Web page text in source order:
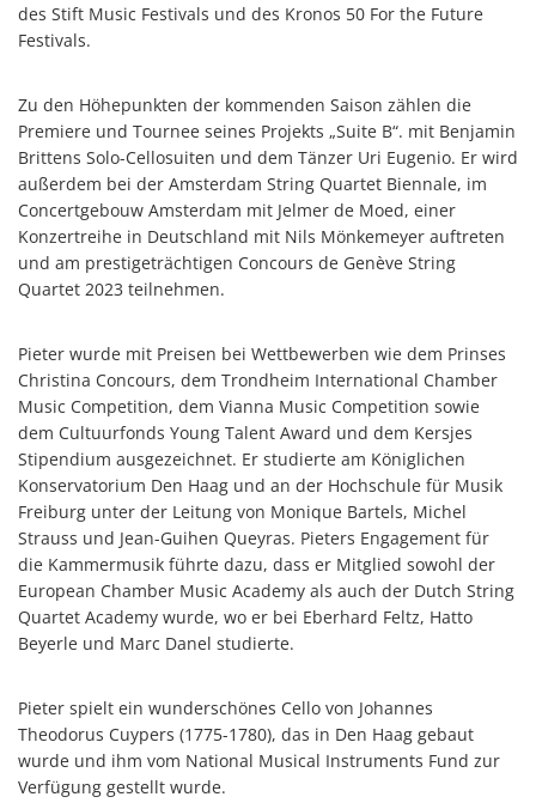
des Stift Music Festivals und des Kronos 50 For the Future
Festivals.
Zu den Höhepunkten der kommenden Saison zählen die
Premiere und Tournee seines Projekts „Suite B“. mit Benjamin
Brittens Solo-Cellosuiten und dem Tänzer Uri Eugenio. Er wird
außerdem bei der Amsterdam String Quartet Biennale, im
Concertgebouw Amsterdam mit Jelmer de Moed, einer
Konzertreihe in Deutschland mit Nils Mönkemeyer auftreten
und am prestigeträchtigen Concours de Genève String
Quartet 2023 teilnehmen.
Pieter wurde mit Preisen bei Wettbewerben wie dem Prinses
Christina Concours, dem Trondheim International Chamber
Music Competition, dem Vianna Music Competition sowie
dem Cultuurfonds Young Talent Award und dem Kersjes
Stipendium ausgezeichnet. Er studierte am Königlichen
Konservatorium Den Haag und an der Hochschule für Musik
Freiburg unter der Leitung von Monique Bartels, Michel
Strauss und Jean-Guihen Queyras. Pieters Engagement für
die Kammermusik führte dazu, dass er Mitglied sowohl der
European Chamber Music Academy als auch der Dutch String
Quartet Academy wurde, wo er bei Eberhard Feltz, Hatto
Beyerle und Marc Danel studierte.
Pieter spielt ein wunderschönes Cello von Johannes
Theodorus Cuypers (1775-1780), das in Den Haag gebaut
wurde und ihm vom National Musical Instruments Fund zur
Verfügung gestellt wurde.